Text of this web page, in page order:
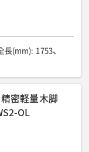
長(mm): 1753
密軽量木脚
OL